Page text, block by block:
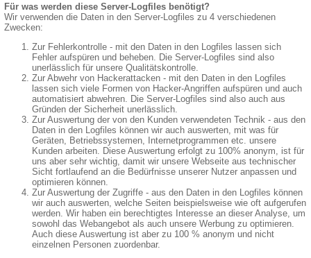
Für was werden diese Server-Logfiles benötigt?
Wir verwenden die Daten in den Server-Logfiles zu 4 verschiedenen
Zwecken:
Zur Fehlerkontrolle - mit den Daten in den Logfiles lassen sich
Fehler aufspüren und beheben. Die Server-Logfiles sind also
unerlässlich für unsere Qualitätskontrolle.
Zur Abwehr von Hackerattacken - mit den Daten in den Logfiles
lassen sich viele Formen von Hacker-Angriffen aufspüren und auch
automatisiert abwehren. Die Server-Logfiles sind also auch aus
Gründen der Sicherheit unerlässlich.
Zur Auswertung der von den Kunden verwendeten Technik - aus den
Daten in den Logfiles können wir auch auswerten, mit was für
Geräten, Betriebssystemen, Internetprogrammen etc. unsere
Kunden arbeiten. Diese Auswertung erfolgt zu 100% anonym, ist für
uns aber sehr wichtig, damit wir unsere Webseite aus technischer
Sicht fortlaufend an die Bedürfnisse unserer Nutzer anpassen und
optimieren können.
Zur Auswertung der Zugriffe - aus den Daten in den Logfiles können
wir auch auswerten, welche Seiten beispielsweise wie oft aufgerufen
werden. Wir haben ein berechtigtes Interesse an dieser Analyse, um
sowohl das Webangebot als auch unsere Werbung zu optimieren.
Auch diese Auswertung ist aber zu 100 % anonym und nicht
einzelnen Personen zuordenbar.